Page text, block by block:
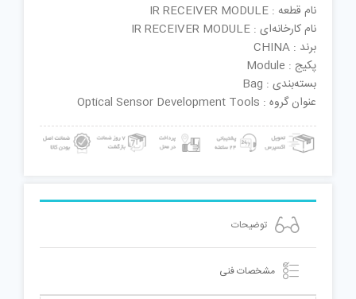
نام قطعه : IR RECEIVER MODULE
نام کارخانه‌ای : IR RECEIVER MODULE
برند : CHINA
پکیج : Module
بسته‌بندی : Bag
عنوان گروه : Optical Sensor Development Tools
توضیحات
مشخصات فنی